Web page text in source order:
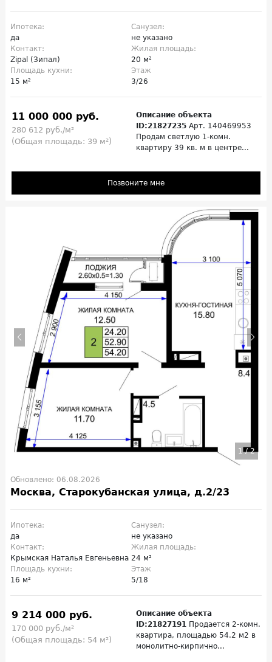
Ипотека:
да
Санузел:
не указано
Контакт:
Zipal (Зипал)
Жилая площадь:
20 м²
Площадь кухни:
15 м²
Этаж
3/26
11 000 000 руб.
280 612 руб./м²
(Общая площадь: 39 м²)
Описание объекта
ID:21827235 Арт. 140469953
Продам светлую 1-комн.
квартиру 39 кв. м в центре...
Позвоните мне
1/2
Обновлено: 06.08.2026
Москва, Старокубанская улица, д.2/23
Ипотека:
да
Санузел:
не указано
Контакт:
Крымская Наталья Евгеньевна
Жилая площадь:
24 м²
Площадь кухни:
16 м²
Этаж
5/18
9 214 000 руб.
170 000 руб./м²
(Общая площадь: 54 м²)
Описание объекта
ID:21827191 Продается 2-комн.
квартира, площадью 54.2 м2 в
монолитно-кирпично...